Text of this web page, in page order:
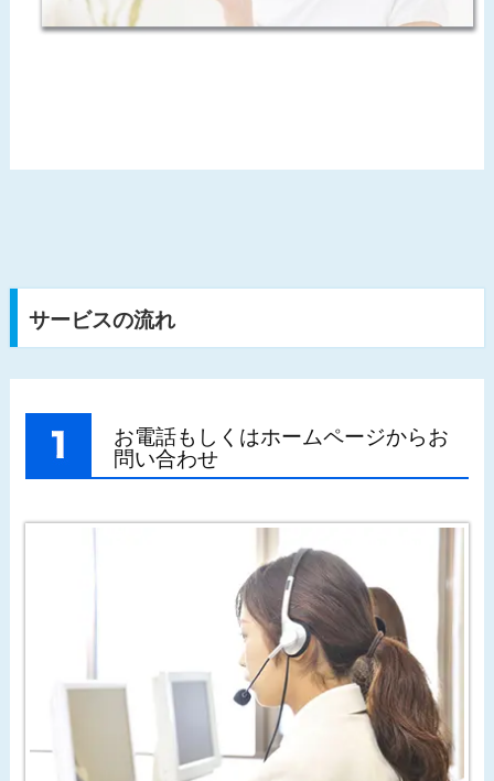
サービスの流れ
お電話もしくはホームページからお
問い合わせ